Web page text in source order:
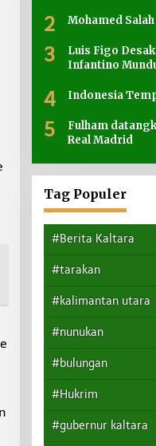
2 Mohamed
3
Luis Figo
Infantino
4 Indonesia
5
Fulham
Real Madrid
Tag Populer
#Berita Kaltara
#tarakan
#kalimantan utara
#nunukan
#bulungan
#Hukrim
#gubernur kaltara